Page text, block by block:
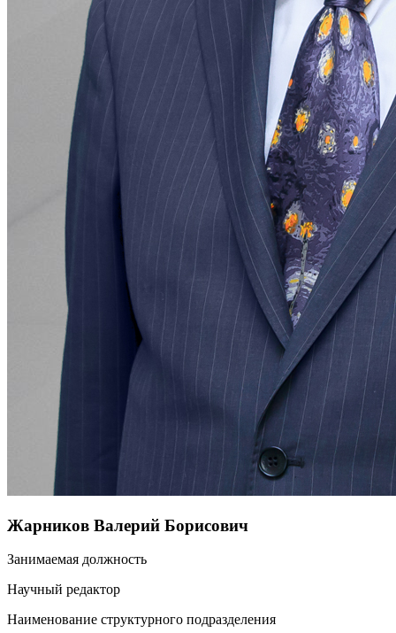
Жарников Валерий Борисович
Занимаемая должность
Научный редактор
Наименование структурного подразделения